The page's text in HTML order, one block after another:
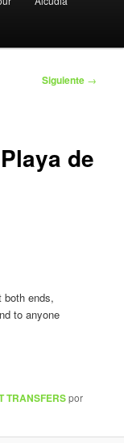
Siguiente →
de
both ends,
to anyone
TRANSFERSpor